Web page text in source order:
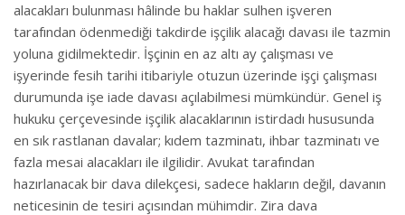
alacakları bulunması hâlinde bu haklar sulhen işveren
tarafından ödenmediği takdirde işçilik alacağı davası ile tazmin
yoluna gidilmektedir. İşçinin en az altı ay çalışması ve
işyerinde fesih tarihi itibariyle otuzun üzerinde işçi çalışması
durumunda işe iade davası açılabilmesi mümkündür. Genel iş
hukuku çerçevesinde işçilik alacaklarının istirdadı hususunda
en sık rastlanan davalar; kıdem tazminatı, ihbar tazminatı ve
fazla mesai alacakları ile ilgilidir. Avukat tarafından
hazırlanacak bir dava dilekçesi, sadece hakların değil, davanın
neticesinin de tesiri açısından mühimdir. Zira dava